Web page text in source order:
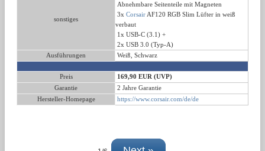
sonstiges
Abnehmbare Seitenteile mit Magneten
3x Corsair AF120 RGB Slim Lüfter in weiß
verbaut
1x USB-C (3.1) +
2x USB 3.0 (Typ-A)
Ausführungen
Weiß, Schwarz
Preis
169,90 EUR (UVP)
Garantie
2 Jahre Garantie
Hersteller-Homepage
https://www.corsair.com/de/de